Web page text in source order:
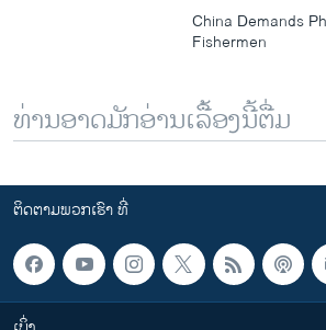
China Demands
Fishermen
ທ່ານອາດມັກອ່ານເລື້ອງນີ້ຕື່ມ
ຕິດຕາມພວກເຮົາ ທີ່